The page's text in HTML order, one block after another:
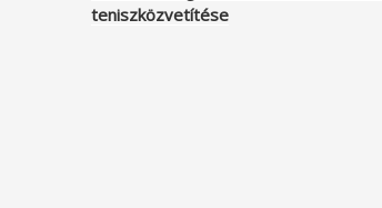
teniszközvetítése